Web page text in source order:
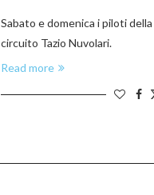
Sabato e domenica i piloti
circuito Tazio Nuvolari.
Read more